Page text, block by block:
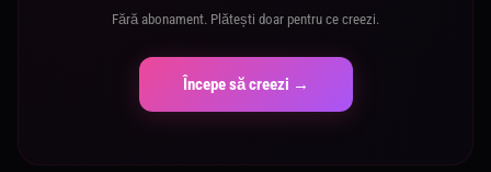
Fără abonament. Plătești doar pentru ce creezi.
Începe să creezi →